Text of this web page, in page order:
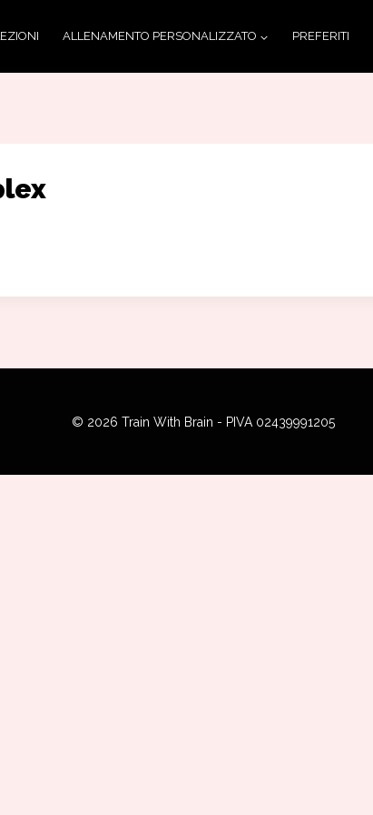
ALLENAMENTO PERSONALIZZATO PREFERITI
© 2026 Train With Brain - PIVA 02439991205